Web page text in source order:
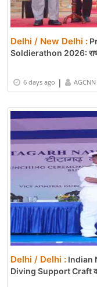
Delhi / New Delhi :
Soldierathon 2026:
6 days ago |
Delhi / Delhi : Indian
Diving Support Craft